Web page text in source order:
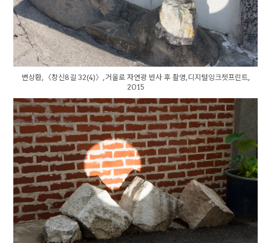
변상환, 〈창신8길 32(4)〉, 거울로 자연광 반사 후 촬영, 디지털잉크젯프린트,
2015